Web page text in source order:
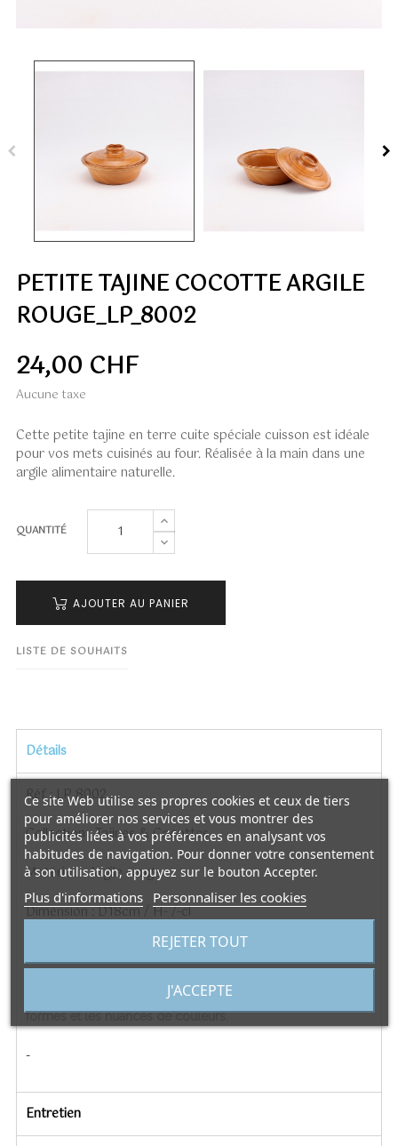
PETITE TAJINE COCOTTE ARGILE
ROUGE_LP_8002
24,00 CHF
Aucune taxe
Cette petite tajine en terre cuite spéciale cuisson est idéale
pour vos mets cuisinés au four. Réalisée à la main dans une
argile alimentaire naturelle.
QUANTITÉ
AJOUTER AU PANIER
LISTE DE SOUHAITS
Détails
Réf : LP 8002
Collection : Tajines & Cocottes
Matériau : Argile rouge
Dimension : D18cm / H- /-cl
Note : Le travail d’artisanat implique des variations dans les
formes et les nuances de couleurs.
-
Entretien
Ce site Web utilise ses propres cookies et ceux de tiers
pour améliorer nos services et vous montrer des
publicités liées à vos préférences en analysant vos
habitudes de navigation. Pour donner votre consentement
à son utilisation, appuyez sur le bouton Accepter.
Plus d'informations Personnaliser les cookies
REJETER TOUT
J'ACCEPTE